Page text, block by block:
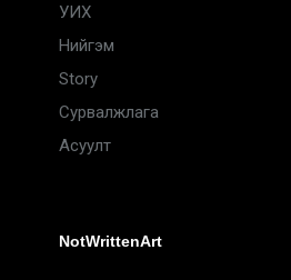
УИХ
Нийгэм
Story
Сурвалжлага
Асуулт
NotWrittenArt